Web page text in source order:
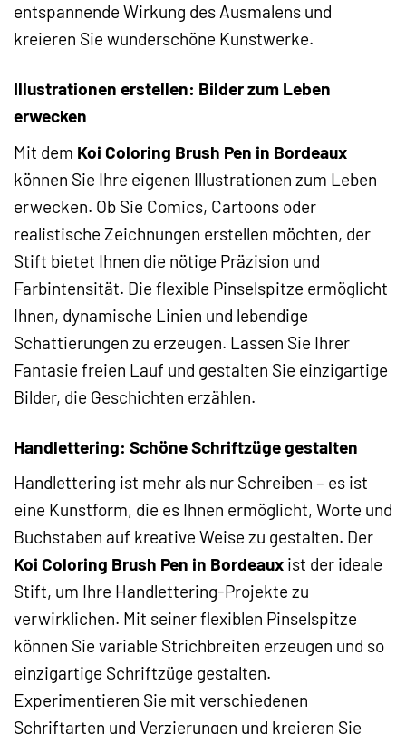
entspannende Wirkung des Ausmalens und
kreieren Sie wunderschöne Kunstwerke.
Illustrationen erstellen: Bilder zum Leben
erwecken
Mit dem Koi Coloring Brush Pen in Bordeaux
können Sie Ihre eigenen Illustrationen zum Leben
erwecken. Ob Sie Comics, Cartoons oder
realistische Zeichnungen erstellen möchten, der
Stift bietet Ihnen die nötige Präzision und
Farbintensität. Die flexible Pinselspitze ermöglicht
Ihnen, dynamische Linien und lebendige
Schattierungen zu erzeugen. Lassen Sie Ihrer
Fantasie freien Lauf und gestalten Sie einzigartige
Bilder, die Geschichten erzählen.
Handlettering: Schöne Schriftzüge gestalten
Handlettering ist mehr als nur Schreiben – es ist
eine Kunstform, die es Ihnen ermöglicht, Worte und
Buchstaben auf kreative Weise zu gestalten. Der
Koi Coloring Brush Pen in Bordeaux ist der ideale
Stift, um Ihre Handlettering-Projekte zu
verwirklichen. Mit seiner flexiblen Pinselspitze
können Sie variable Strichbreiten erzeugen und so
einzigartige Schriftzüge gestalten.
Experimentieren Sie mit verschiedenen
Schriftarten und Verzierungen und kreieren Sie